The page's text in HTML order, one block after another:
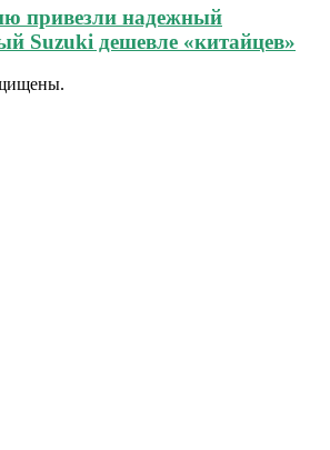
привезли надежный
Suzuki дешевле «китайцев»